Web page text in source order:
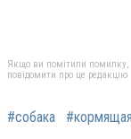
Якщо ви помітили помилку,
повідомити про це редакцію
#собака #кормящая